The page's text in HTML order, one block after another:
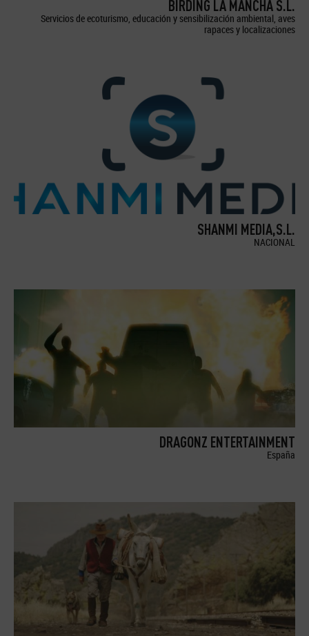
BIRDING LA MANCHA S.L.
Servicios de ecoturismo, educación y sensibilización ambiental, aves
rapaces y localizaciones
SHANMI MEDIA,S.L.
NACIONAL
DRAGONZ ENTERTAINMENT
España